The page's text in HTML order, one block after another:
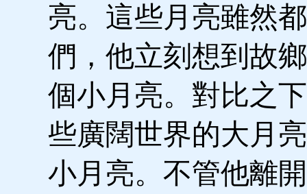
亮。這些月亮雖然
們，他立刻想到故
個小月亮。對比之
些廣闊世界的大月
小月亮。不管他離